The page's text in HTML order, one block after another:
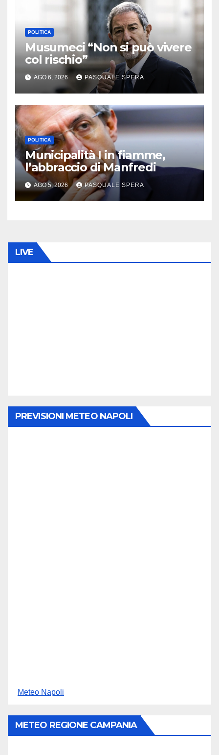
POLITICA
Musumeci “Non si può vivere
col rischio”
AGO 6, 2026 PASQUALE SPERA
POLITICA
Municipalità I in fiamme,
l’abbraccio di Manfredi
AGO 5, 2026 PASQUALE SPERA
LIVE
PREVISIONI METEO NAPOLI
Meteo Napoli
METEO REGIONE CAMPANIA